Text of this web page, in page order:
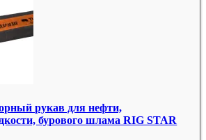
рукав для нефти,
бурового шлама RIG STAR